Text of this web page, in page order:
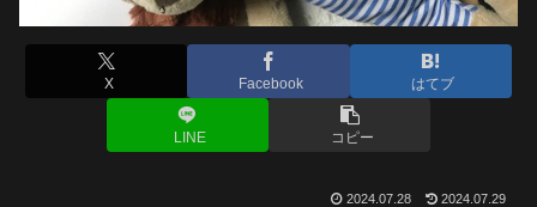
X Facebook はてブ
LINE コピー
2024.07.28 2024.07.29